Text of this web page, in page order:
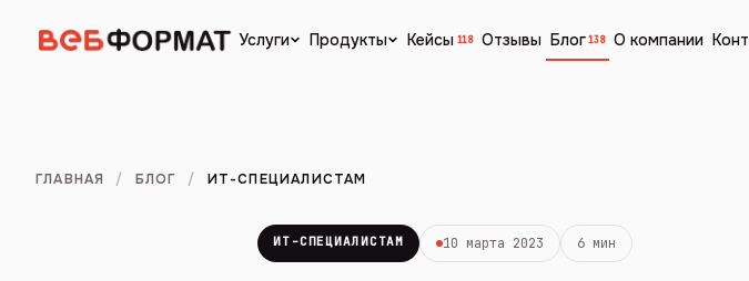
Услуги Продукты Кейсы 118 Отзывы Блог 138 О компании
ГЛАВНАЯ / БЛОГ / ИТ-СПЕЦИАЛИСТАМ
ИТ-СПЕЦИАЛИСТАМ 10 марта 2023 6 мин